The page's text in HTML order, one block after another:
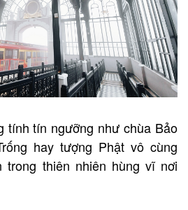
tính tín ngưỡng như chùa Bảo
hay tượng Phật vô cùng
trong thiên nhiên hùng vĩ nơi